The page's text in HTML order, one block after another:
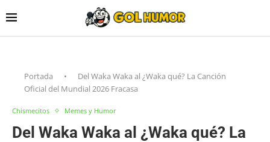
Portada •
Del Waka Waka al ¿Waka qué? La Canción
Oficial del Mundial 2026 Fracasa
Chismecitos Memes y Humor
Del Waka Waka al ¿Waka qué? La